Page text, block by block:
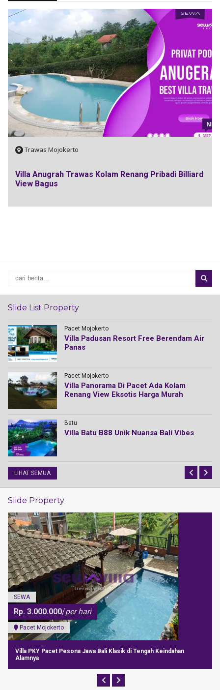
SEWA
Trawas Mojokerto
Villa Anugrah Trawas Kolam Renang Pribadi Billiard
View Bagus
Slide List Property
Pacet Mojokerto
Villa Padusan Resort Free Berendam Air
Panas
Pacet Mojokerto
Villa Panorama Di Pacet Ada Kolam
Renang View Eksotis Harga Murah
Batu
Villa Batu B88 Unik Nuansa Bali Vibes
LIHAT SEMUA
Slide Property
SEWA
Pacet Mojokerto
Villa Mediana Pacet 18 Kamar Ada Kolam Renang